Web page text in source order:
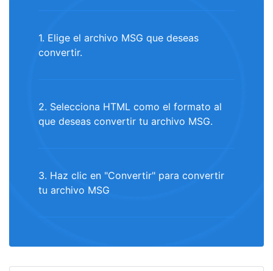
1. Elige el archivo MSG que deseas
convertir.
2. Selecciona HTML como el formato al
que deseas convertir tu archivo MSG.
3. Haz clic en "Convertir" para convertir
tu archivo MSG